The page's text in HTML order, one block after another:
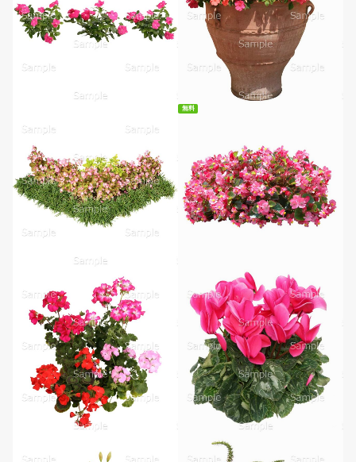
無料